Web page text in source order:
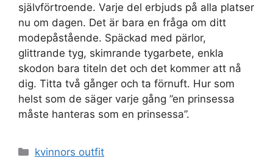
självförtroende. Varje del erbjuds på alla platser
nu om dagen. Det är bara en fråga om ditt
modepåstående. Späckad med pärlor,
glittrande tyg, skimrande tygarbete, enkla
skodon bara titeln det och det kommer att nå
dig. Titta två gånger och ta förnuft. Hur som
helst som de säger varje gång ”en prinsessa
måste hanteras som en prinsessa”.
Categories
kvinnors outfit